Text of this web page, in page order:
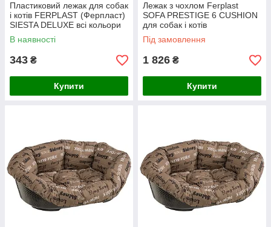
Пластиковий лежак для собак
і котів FERPLAST (Ферпласт)
SIESTA DELUXE всі кольори
(2 (49*36*h17,5 см))
В наявності
343 ₴
Купити
Лежак з чохлом Ferplast
SOFA PRESTIGE 6 CUSHION
для собак і котів
Під замовлення
1 826 ₴
Купити